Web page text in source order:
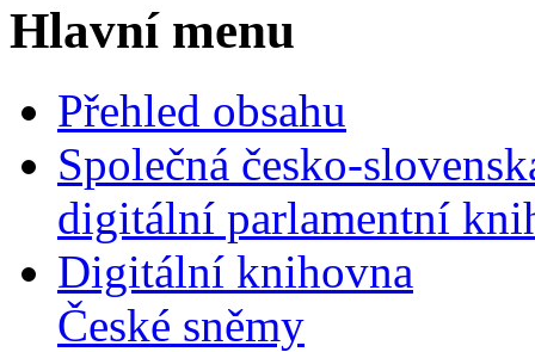
Hlavní menu
Přehled obsahu
Společná česko-
digitální parlamentní
Digitální knihovna
České sněmy